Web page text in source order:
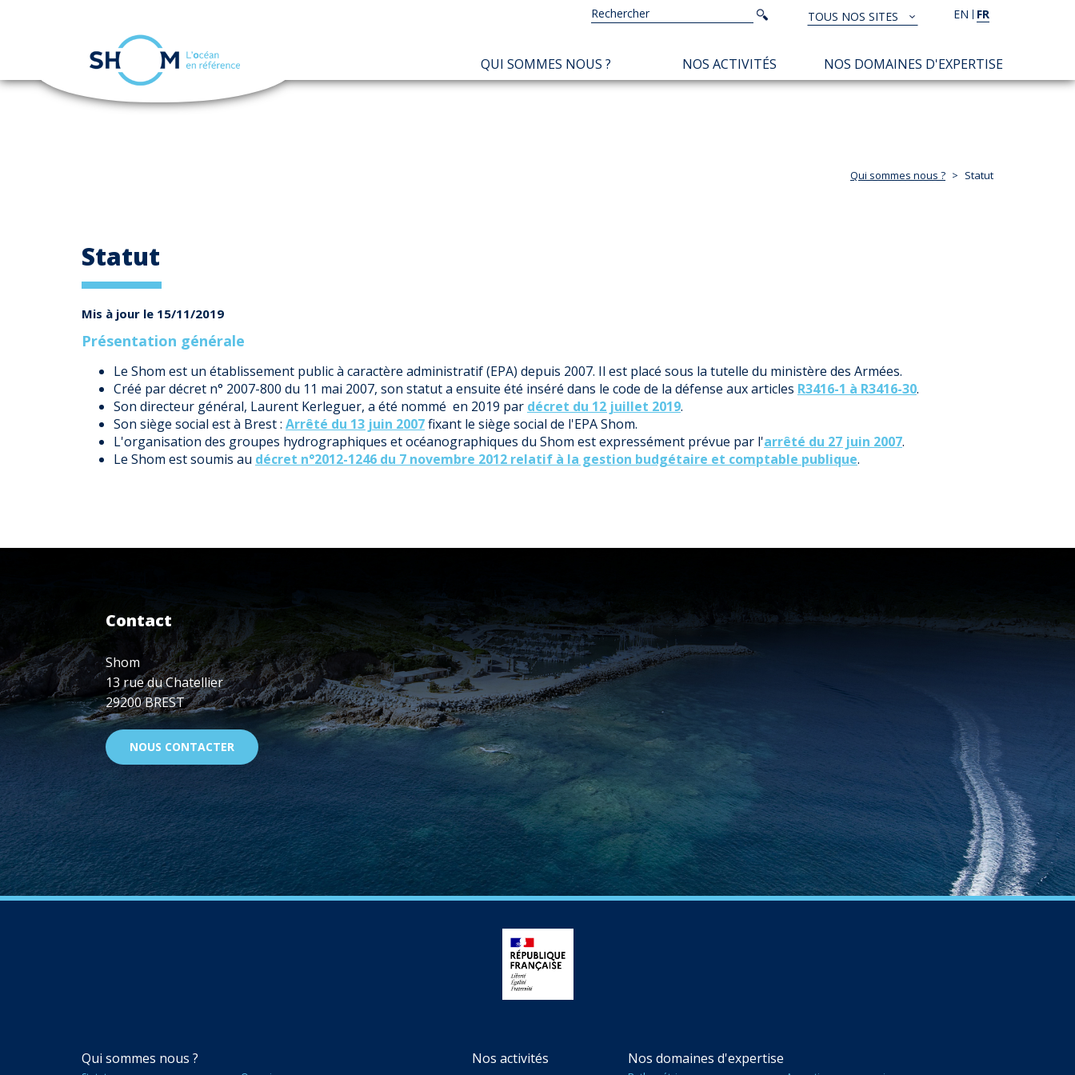
Aller
EN FR
TOUS
NOS
SITES
TOUS NOS SITES
Rechercher
Rechercher
NAVIGATION
PRINCIPALE
QUI SOMMES NOUS ? NOS ACTIVITÉS NOS DOMAINES D'EXPERTISE
Qui sommes nous ? Statut
Statut
Mis à jour le 15/11/2019
Présentation générale
Le Shom est un établissement public à caractère administratif (EPA) depuis 2007. Il est placé sous la tutelle du ministère des Armées.
Créé par décret n° 2007-800 du 11 mai 2007, son statut a ensuite été inséré dans le code de la défense aux articles R3416-1 à R3416-30.
Son directeur général, Laurent Kerleguer, a été nommé en 2019 par décret du 12 juillet 2019.
Son siège social est à Brest : Arrêté du 13 juin 2007fixant le siège social de l'EPA Shom.
L'organisation des groupes hydrographiques et océanographiques du Shom est expressément prévue par l'arrêté du 27 juin 2007.
Le Shom est soumis au décret n°2012-1246 du 7 novembre 2012 relatif à la gestion budgétaire et comptable publique.
Contact
Shom
13 rue du Chatellier
29200 BREST
NOUS CONTACTER
NAVIGATION
Qui sommes nous ? Nos activités Nos domaines d'expertise